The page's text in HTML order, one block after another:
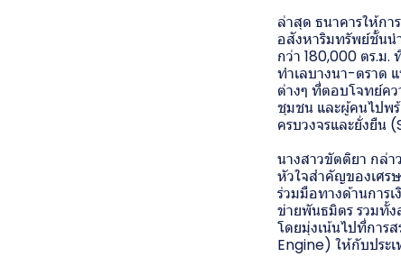
ล่าสุด ธนาคารให้ก
อสังหาริมทรัพย์ชั้น
กว่า 180,000 ตร.ม
ทำเลบางนา-ตราด
ต่างๆ ที่ตอบโจทย์ค
ชุมชน และผู้คนไปพ
ครบวงจรและยั่งยื
นางสาวขัตติยา กล่า
หัวใจสำคัญของเศร
ร่วมมือทางด้านการเ
ข่ายพันธมิตร รวมทั้
โดยมุ่งเน้นไปที่การ
Engine) ให้กับประเ